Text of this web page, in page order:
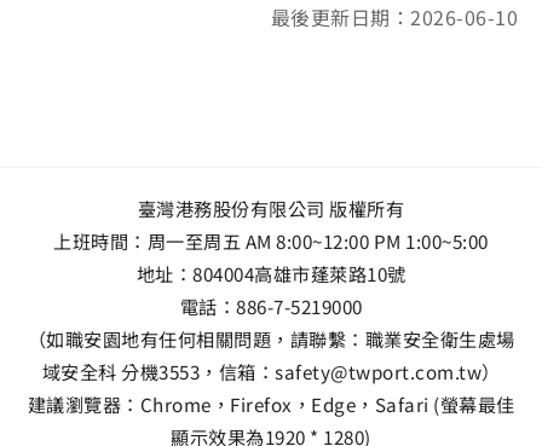
最後更新日期：2026-06-10
臺灣港務股份有限公司 版權所有
上班時間：周一至周五 AM 8:00~12:00 PM 1:00~5:00
地址： 804004高雄市蓬萊路10號
電話： 886-7-5219000
（如職安園地有任何相關問題，請聯繫：職業安全衛生處場
域安全科 分機3553，信箱：safety@twport.com.tw）
建議瀏覽器：Chrome，Firefox，Edge，Safari (螢幕最佳
顯示效果為1920 * 1280)